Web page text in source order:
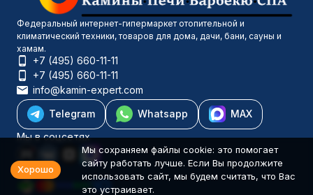
Федеральный интернет-гипермаркет отопительной и
климатический техники, товаров для дома, дачи, бани, сауны и
хамам.
+7 (495) 660-11-11
+7 (495) 660-11-11
info@kamin-expert.com
Telegram
Whatsapp
MAX
Мы в соцсетях
Хорошо
Мы сохраняем файлы cookie: это помогает
сайту работать лучше. Если Вы продолжите
использовать сайт, мы будем считать, что Вас
это устраивает.